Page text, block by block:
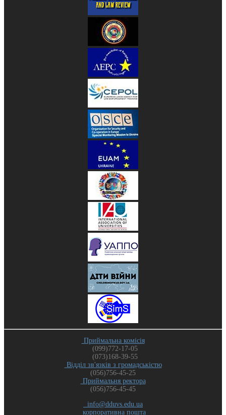
Приймальна комісія
(099)772-17-05
(073)168-39-55
Відділ зв'язків з громадськістю
(056)756-45-25
Приймальня ректора
(056)756-45-45
info@dduvs.edu.ua
корпоративна пошта